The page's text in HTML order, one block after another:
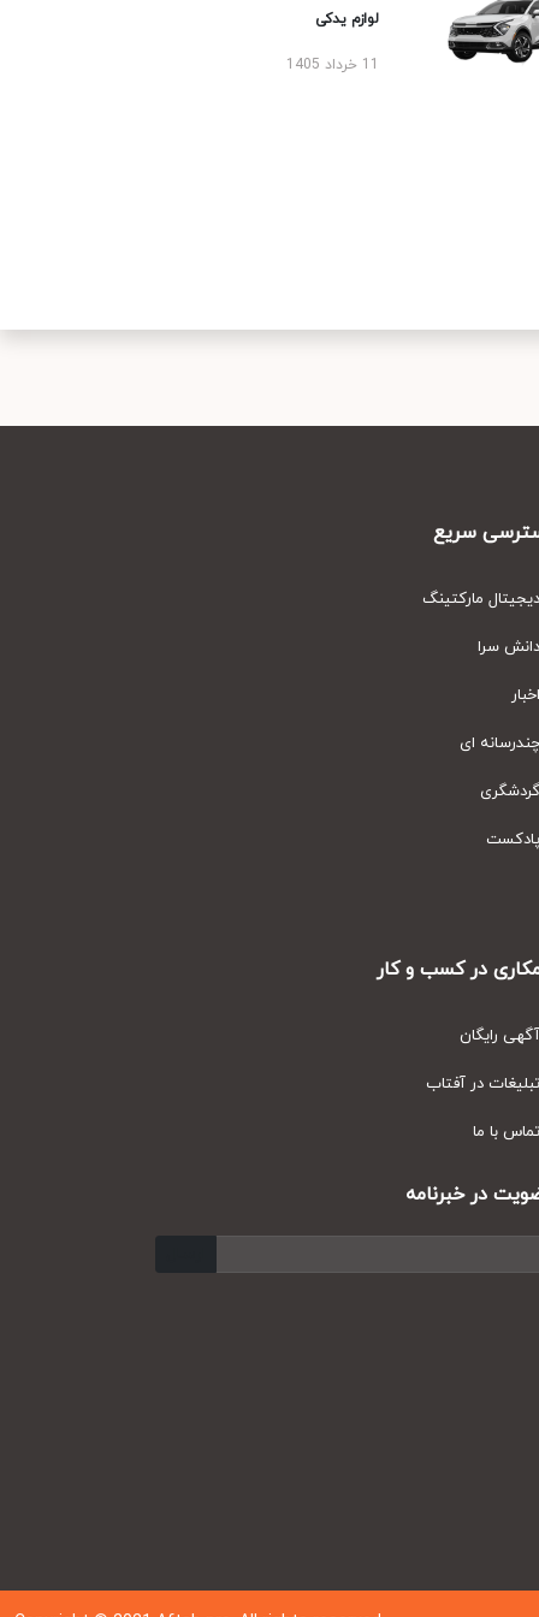
لوازم یدکی
سریع
مارکتینگ
سرا
ای
در کسب و کار
رایگان
در آفتاب
با ما
در خبرنامه